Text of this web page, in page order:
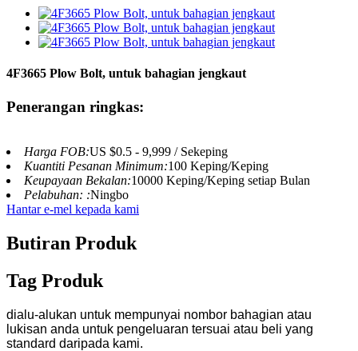
4F3665 Plow Bolt, untuk bahagian jengkaut
Penerangan ringkas:
Harga FOB:US $0.5 - 9,999 / Sekeping
Kuantiti Pesanan Minimum:100 Keping/Keping
Keupayaan Bekalan:10000 Keping/Keping setiap Bulan
Pelabuhan: :Ningbo
Hantar e-mel kepada kami
Butiran Produk
Tag Produk
dialu-alukan untuk mempunyai nombor bahagian atau
lukisan anda untuk pengeluaran tersuai atau beli yang
standard daripada kami.